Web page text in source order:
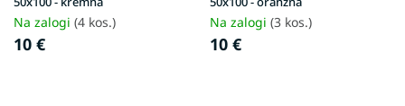
c
t
Na zalogi (4 kos.)
10 €
Na zalogi (3 kos.)
10 €